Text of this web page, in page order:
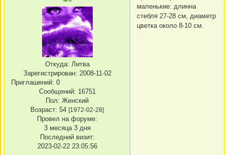
Откуда: Литва
Зарегистрирован: 2008-11-02
Приглашений: 0
Сообщений: 16751
Пол: Женский
Возраст: 54 [1972-02-28]
Провел на форуме:
3 месяца 3 дня
Последний визит:
2023-02-22 23:05:56
маленькие: длинна
стебля 27-28 см, диаметр
цветка около 8-10 см.